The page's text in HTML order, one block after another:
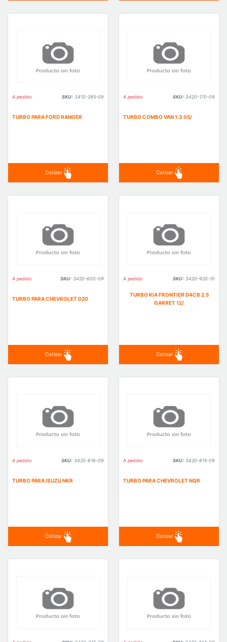
A pedido SKU: 3410-295-09
TURBO PARA FORD RANGER
Cotizar
A pedido SKU: 3420-170-09
TURBO COMBO VAN 1.3 05/
Cotizar
A pedido SKU: 3420-600-09
TURBO PARA CHEVROLET D20
Cotizar
A pedido SKU: 3420-920-10
TURBO KIA FRONTIER D4CB 2.5
GARRET 12/
Cotizar
A pedido SKU: 3420-816-09
TURBO PARA ISUZU NKR
Cotizar
A pedido SKU: 3420-815-09
TURBO PARA CHEVROLET NQR
Cotizar